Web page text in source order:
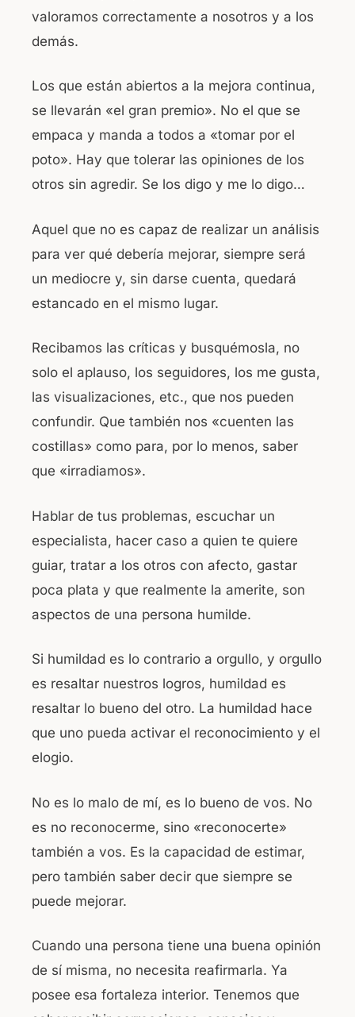
valoramos correctamente a nosotros y a los
demás.
Los que están abiertos a la mejora continua,
se llevarán «el gran premio». No el que se
empaca y manda a todos a «tomar por el
poto». Hay que tolerar las opiniones de los
otros sin agredir. Se los digo y me lo digo…
Aquel que no es capaz de realizar un análisis
para ver qué debería mejorar, siempre será
un mediocre y, sin darse cuenta, quedará
estancado en el mismo lugar.
Recibamos las críticas y busquémosla, no
solo el aplauso, los seguidores, los me gusta,
las visualizaciones, etc., que nos pueden
confundir. Que también nos «cuenten las
costillas» como para, por lo menos, saber
que «irradiamos».
Hablar de tus problemas, escuchar un
especialista, hacer caso a quien te quiere
guiar, tratar a los otros con afecto, gastar
poca plata y que realmente la amerite, son
aspectos de una persona humilde.
Si humildad es lo contrario a orgullo, y orgullo
es resaltar nuestros logros, humildad es
resaltar lo bueno del otro. La humildad hace
que uno pueda activar el reconocimiento y el
elogio.
No es lo malo de mí, es lo bueno de vos. No
es no reconocerme, sino «reconocerte»
también a vos. Es la capacidad de estimar,
pero también saber decir que siempre se
puede mejorar.
Cuando una persona tiene una buena opinión
de sí misma, no necesita reafirmarla. Ya
posee esa fortaleza interior. Tenemos que